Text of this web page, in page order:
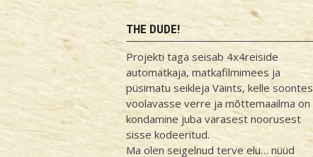
THE DUDE!
Projekti taga seisab 4x4reiside
automatkaja, matkafilmimees ja
püsimatu seikleja Väints, kelle soontes
voolavasse verre ja mõttemaailma on
kondamine juba varasest noorusest
sisse kodeeritud.
Ma olen seigelnud terve elu… nüüd